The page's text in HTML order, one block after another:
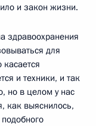
и закон жизни.
здравоохранения
для
и техники, и так
но в целом у нас
как выяснилось,